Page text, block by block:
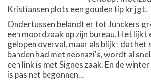
Kristiansen plots een gouden tip krijgt.
Ondertussen belandt er tot Junckers
een moordzaak op zijn bureau. Het lijkt
gelopen overval, maar als blijkt dat
banden had met neonazi's, wordt al
een link is met Signes zaak. En de
is pas net begonnen...